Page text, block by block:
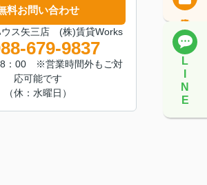
L
N
E
料お問い合わせ
ウス矢三店 (株)賃貸Works
679-9837
：00 ※営業時間外もご対
応可能です
（休：水曜日）